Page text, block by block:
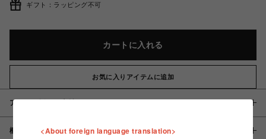
ギフト：ラッピング不可
カートに入れる
お気に入りアイテムに追加
アイテム説明 / 素材
概要 <About foreign language translation>